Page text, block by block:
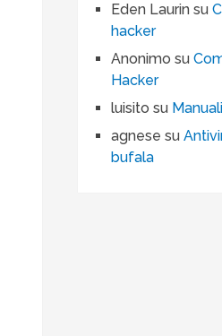
Eden Laurin su
hacker
Anonimo su
Hacker
luisito su
agnese su
bufala